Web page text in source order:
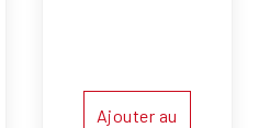
Ajouter au